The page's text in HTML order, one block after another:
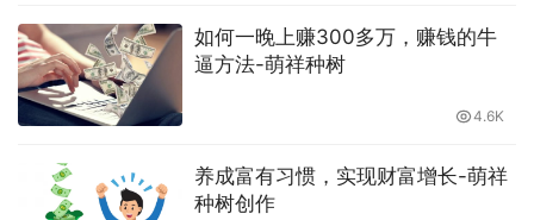
如何一晚上赚300多万，赚钱的牛
逼方法-萌祥种树
4.6K
养成富有习惯，实现财富增长-萌祥
种树创作